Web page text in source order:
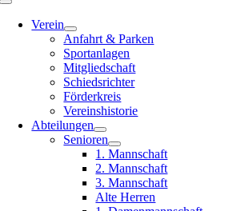
Toggle
NavigationVerein
Anfahrt & Parken
Sportanlagen
Mitgliedschaft
Schiedsrichter
Förderkreis
Vereinshistorie
Abteilungen
Senioren
1. Mannschaft
2. Mannschaft
3. Mannschaft
Alte Herren